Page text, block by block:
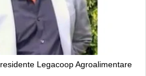
Legacoop Agroalimentare